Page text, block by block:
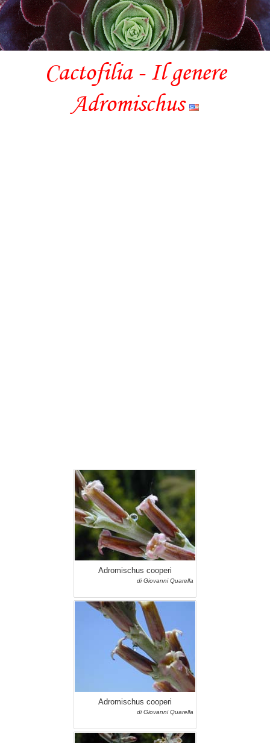
Cactofilia - Il genere
Adromischus
Adromischus cooperi
di Giovanni Quarella
Adromischus cooperi
di Giovanni Quarella